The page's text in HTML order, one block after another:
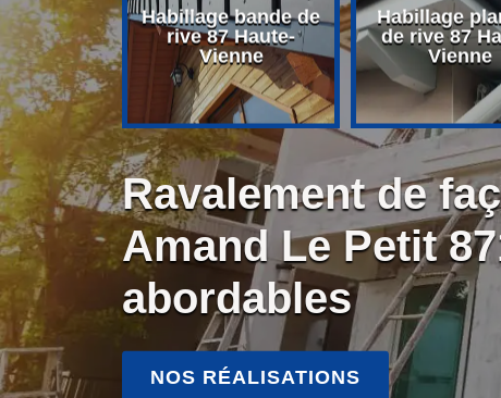
toit
Haute-
Habillage bande de
rive 87 Haute-
Vienne
Habillage
de rive 87
Vienne
Ravalement de
Amand Le Petit
abordables
NOS RÉALISATIONS